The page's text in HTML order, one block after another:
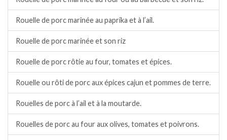
Rouelle de porc marinée au paprika et à l’ail.
Rouelle de porc marinée et son riz
Rouelle de porc rôtie au four, tomates et épices.
Rouelle ou rôti de porc aux épices cajun et pommes de terre.
Rouelles de porc à l’ail et à la moutarde.
Rouelles de porc au four aux olives, tomates et poivrons.